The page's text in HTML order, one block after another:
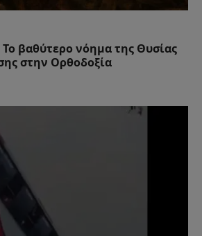
βαθύτερο νόημα της Θυσίας
στην Ορθοδοξία